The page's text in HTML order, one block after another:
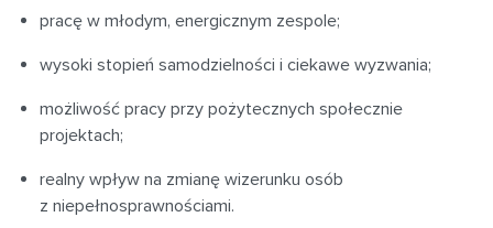
pracę w młodym, energicznym zespole;
wysoki stopień samodzielności i ciekawe wyzwania;
możliwość pracy przy pożytecznych społecznie
projektach;
realny wpływ na zmianę wizerunku osób
z niepełnosprawnościami.